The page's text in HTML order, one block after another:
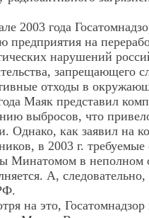
2003 года
предприятия на
нарушений
запрещающего
отходы в
Маяк представил
выбросов, что
Однако, как заявил на
в 2003 г. требуемые
Минатомом в неполном
А,
на это,